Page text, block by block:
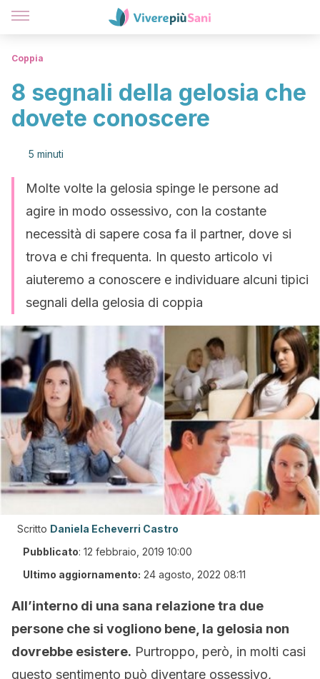
Coppia
8 segnali della gelosia che
dovete conoscere
5 minuti
Molte volte la gelosia spinge le persone ad
agire in modo ossessivo, con la costante
necessità di sapere cosa fa il partner, dove si
trova e chi frequenta. In questo articolo vi
aiuteremo a conoscere e individuare alcuni tipici
segnali della gelosia di coppia
Scritto Daniela Echeverri Castro
Pubblicato: 12 febbraio, 2019 10:00
Ultimo aggiornamento: 24 agosto, 2022 08:11
All’interno di una sana relazione tra due
persone che si vogliono bene, la gelosia non
dovrebbe esistere. Purtroppo, però, in molti casi
questo sentimento può diventare ossessivo,